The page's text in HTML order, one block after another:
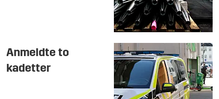
Anmeldte to
kadetter